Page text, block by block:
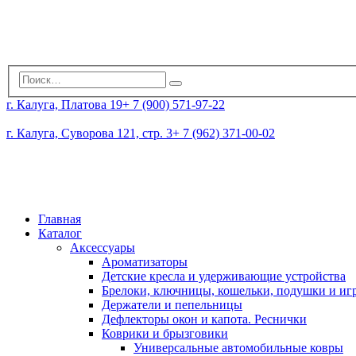
г. Калуга, Платова 19+ 7 (900) 571-97-22
г. Калуга, Суворова 121, стр. 3+ 7 (962) 371-00-02
Главная
Каталог
Аксессуары
Ароматизаторы
Детские кресла и удерживающие устройства
Брелоки, ключницы, кошельки, подушки и
Держатели и пепельницы
Дефлекторы окон и капота. Реснички
Коврики и брызговики
Универсальные автомобильные ковры